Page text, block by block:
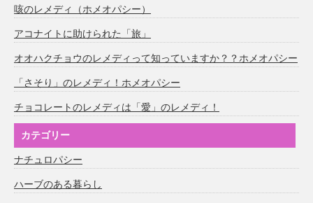
咳のレメディ（ホメオパシー）
アコナイトに助けられた「旅」
オオハクチョウのレメディって知っていますか？？ホメオパシー
「さそり」のレメディ！ホメオパシー
チョコレートのレメディは「愛」のレメディ！
カテゴリー
ナチュロパシー
ハーブのある暮らし